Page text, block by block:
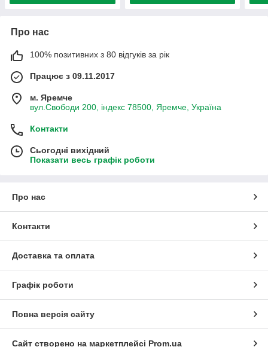
Про нас
100% позитивних з 80 відгуків за рік
Працює з 09.11.2017
м. Яремче
вул.Свободи 200, індекс 78500, Яремче, Україна
Контакти
Сьогодні вихідний
Показати весь графік роботи
Про нас
Контакти
Доставка та оплата
Графік роботи
Повна версія сайту
Сайт створено на маркетплейсі Prom.ua